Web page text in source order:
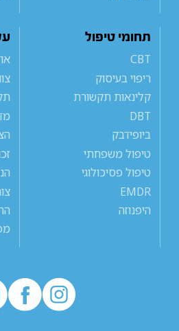
תחומי טיפול
CBT
ריפוי בעיסוק
קלינאות תקשורת
DBT
ביופידבק
טיפול משפחתי
טיפול פסיכולוגי
EMDR
היפנוזה